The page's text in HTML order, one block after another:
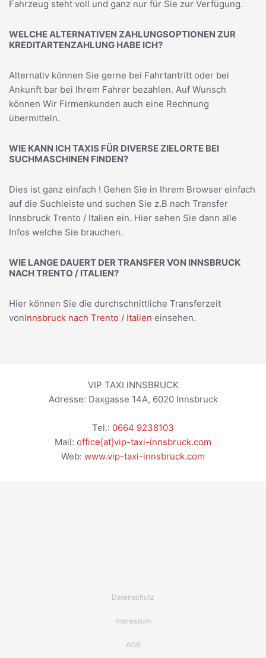
Fahrzeug steht voll und ganz nur für Sie zur Verfügung.
WELCHE ALTERNATIVEN ZAHLUNGSOPTIONEN ZUR
KREDITARTENZAHLUNG HABE ICH?
Alternativ können Sie gerne bei Fahrtantritt oder bei
Ankunft bar bei Ihrem Fahrer bezahlen. Auf Wunsch
können Wir Firmenkunden auch eine Rechnung
übermitteln.
WIE KANN ICH TAXIS FÜR DIVERSE ZIELORTE BEI
SUCHMASCHINEN FINDEN?
Dies ist ganz einfach ! Gehen Sie in Ihrem Browser einfach
auf die Suchleiste und suchen Sie z.B nach Transfer
Innsbruck Trento / Italien ein. Hier sehen Sie dann alle
Infos welche Sie brauchen.
WIE LANGE DAUERT DER TRANSFER VON INNSBRUCK
NACH TRENTO / ITALIEN?
Hier können Sie die durchschnittliche Transferzeit
vonInnsbruck nach Trento / Italien einsehen.
VIP TAXI INNSBRUCK
Adresse: Daxgasse 14A, 6020 Innsbruck
Tel.: 0664 9238103
Mail: office[at]vip-taxi-innsbruck.com
Web: www.vip-taxi-innsbruck.com
Datenschutz
Impressum
AGB